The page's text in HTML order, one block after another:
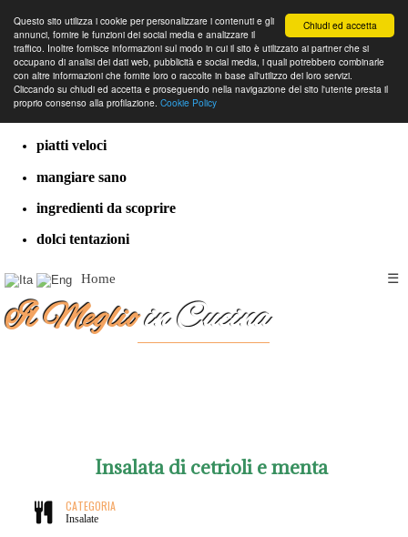
Chiudi ed accetta
Questo sito utilizza i cookie per personalizzare i contenuti e gli
annunci, fornire le funzioni dei social media e analizzare il
traffico. Inoltre fornisce informazioni sul modo in cui il sito è utilizzato ai partner che si
occupano di analisi dei dati web, pubblicità e social media, i quali potrebbero combinarle
con altre informazioni che fornite loro o raccolte in base all'utilizzo dei loro servizi.
Cliccando su chiudi ed accetta e proseguendo nella navigazione del sito l'utente presta il
proprio consenso alla profilazione. Cookie Policy
cucina dal mondo
ricette classiche
piatti veloci
mangiare sano
ingredienti da scoprire
dolci tentazioni
Home ☰
Il Meglioin Cucina
Insalata di cetrioli e menta
CATEGORIA
Insalate